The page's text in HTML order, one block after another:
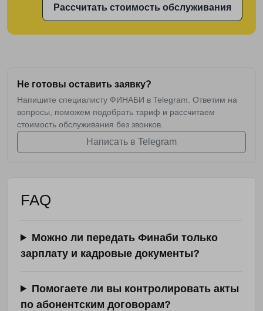
Рассчитать стоимость обслуживания
Не готовы оставить заявку?
Напишите специалисту ФИНАБИ в Telegram. Ответим на
вопросы, поможем подобрать тариф и рассчитаем
стоимость обслуживания без звонков.
Написать в Telegram
FAQ
Можно ли передать Финаби только
зарплату и кадровые документы?
Помогаете ли вы контролировать акты
по абонентским договорам?